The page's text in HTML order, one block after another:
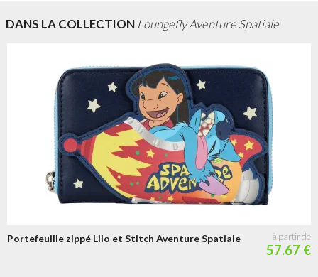
DANS LA COLLECTION Loungefly Aventure Spatiale
Portefeuille zippé Lilo et Stitch Aventure Spatiale
57.67 €